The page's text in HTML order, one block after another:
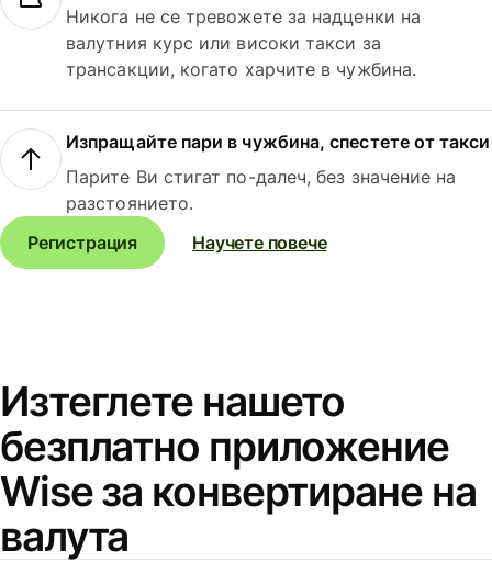
Никога не се тревожете за надценки на
валутния курс или високи такси за
трансакции, когато харчите в чужбина.
Изпращайте пари в чужбина, спестете от такси
Парите Ви стигат по-далеч, без значение на
разстоянието.
Регистрация
Научете повече
Изтеглете нашето
безплатно приложение
Wise за конвертиране на
валута